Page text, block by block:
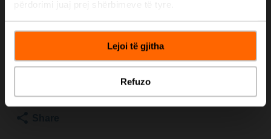
Lejoi të gjitha
Refuzo
Please contact your local Sales Representative for
ordering.
List